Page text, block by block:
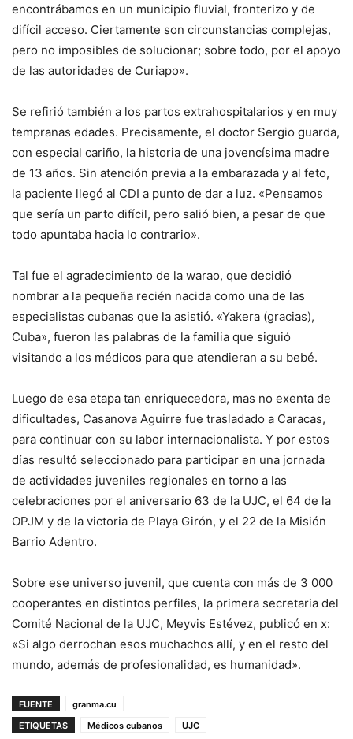
encontrábamos en un municipio fluvial, fronterizo y de
difícil acceso. Ciertamente son circunstancias complejas,
pero no imposibles de solucionar; sobre todo, por el apoyo
de las autoridades de Curiapo».
Se refirió también a los partos extrahospitalarios y en muy
tempranas edades. Precisamente, el doctor Sergio guarda,
con especial cariño, la historia de una jovencísima madre
de 13 años. Sin atención previa a la embarazada y al feto,
la paciente llegó al CDI a punto de dar a luz. «Pensamos
que sería un parto difícil, pero salió bien, a pesar de que
todo apuntaba hacia lo contrario».
Tal fue el agradecimiento de la warao, que decidió
nombrar a la pequeña recién nacida como una de las
especialistas cubanas que la asistió. «Yakera (gracias),
Cuba», fueron las palabras de la familia que siguió
visitando a los médicos para que atendieran a su bebé.
Luego de esa etapa tan enriquecedora, mas no exenta de
dificultades, Casanova Aguirre fue trasladado a Caracas,
para continuar con su labor internacionalista. Y por estos
días resultó seleccionado para participar en una jornada
de actividades juveniles regionales en torno a las
celebraciones por el aniversario 63 de la UJC, el 64 de la
OPJM y de la victoria de Playa Girón, y el 22 de la Misión
Barrio Adentro.
Sobre ese universo juvenil, que cuenta con más de 3 000
cooperantes en distintos perfiles, la primera secretaria del
Comité Nacional de la UJC, Meyvis Estévez, publicó en x:
«Si algo derrochan esos muchachos allí, y en el resto del
mundo, además de profesionalidad, es humanidad».
FUENTE
granma.cu
ETIQUETAS
Médicos cubanos UJC